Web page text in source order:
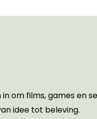
in om films, games en
idee tot beleving.